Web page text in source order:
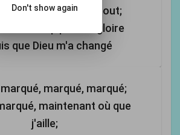
d'aller jusqu'au bout;
beaucoup plus de gloire
que Dieu m'a changé
marqué, marqué;
maintenant où que
j'aille;
Don't show again